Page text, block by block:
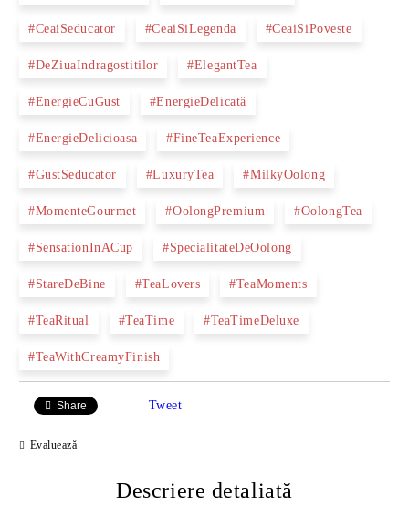
#CeaiSeducator #CeaiSiLegenda #CeaiSiPoveste
#DeZiuaIndragostitilor #ElegantTea
#EnergieCuGust #EnergieDelicată
#EnergieDelicioasa #FineTeaExperience
#GustSeducator #LuxuryTea #MilkyOolong
#MomenteGourmet #OolongPremium #OolongTea
#SensationInACup #SpecialitateDeOolong
#StareDeBine #TeaLovers #TeaMoments
#TeaRitual #TeaTime #TeaTimeDeluxe
#TeaWithCreamyFinish
Share Tweet
Evaluează
Descriere detaliată